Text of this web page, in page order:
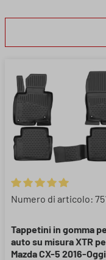
Valutazione media di
Numero di articolo:
Tappetini in gomma
auto su misura XTR
Mazda CX-5 2016-Oggi